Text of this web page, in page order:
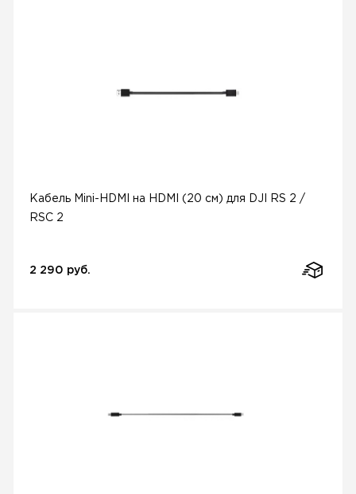
Кабель Mini-HDMI на HDMI (20 см) для DJI RS 2 /
RSC 2
2 290 руб.